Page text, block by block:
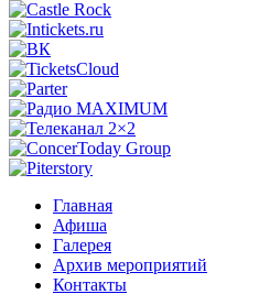
Главная
Афиша
Галерея
Архив мероприятий
Контакты